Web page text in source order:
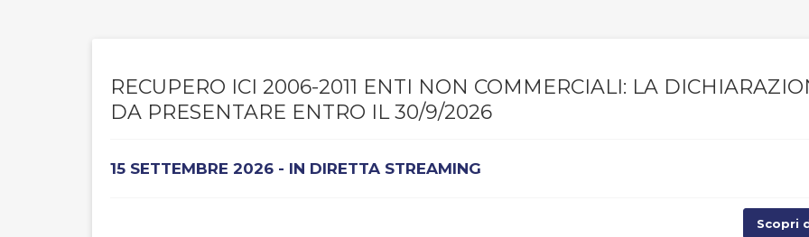
RECUPERO ICI 2006-2011 ENTI NON COMMERCIALI: LA
DA PRESENTARE ENTRO IL 30/9/2026
15 SETTEMBRE 2026 - IN DIRETTA STREAMING
Scopri